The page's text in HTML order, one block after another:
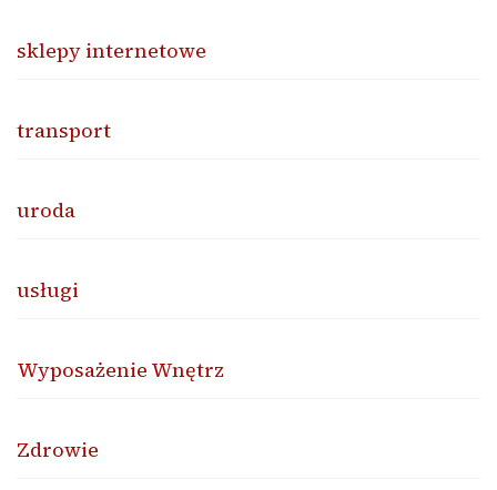
sklepy internetowe
transport
uroda
usługi
Wyposażenie Wnętrz
Zdrowie